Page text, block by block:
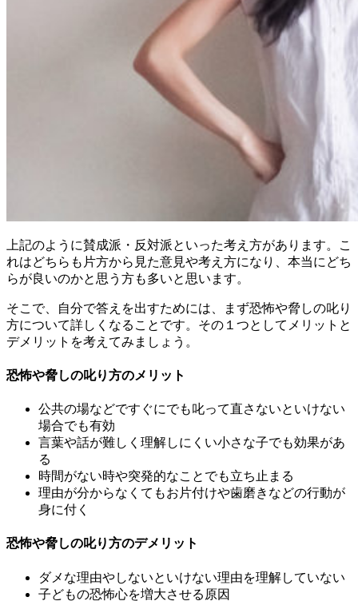
上記のように賛成派・反対派といった考え方があります。こ
れはどちらも片方から見た意見や考え方になり、本当にどち
らが良いのかと思う方も多いと思います。
そこで、自分で答えを出すためには、まず恐怖や脅しの叱り
方について詳しくなることです。その１つとしてメリットと
デメリットを考えてみましょう。
恐怖や脅しの叱り方のメリット
公共の場などですぐにでも叱って直さないといけない
場合でも有効
言葉や話が難しく理解しにくい小さな子でも効果があ
る
時間がない時や突発的なことでも立ち止まる
理由が分からなくてもお片付けや歯磨きなどの行動が
身に付く
恐怖や脅しの叱り方のデメリット
ダメな理由やしないといけない理由を理解していない
子どもの恐怖心を増大させる原因